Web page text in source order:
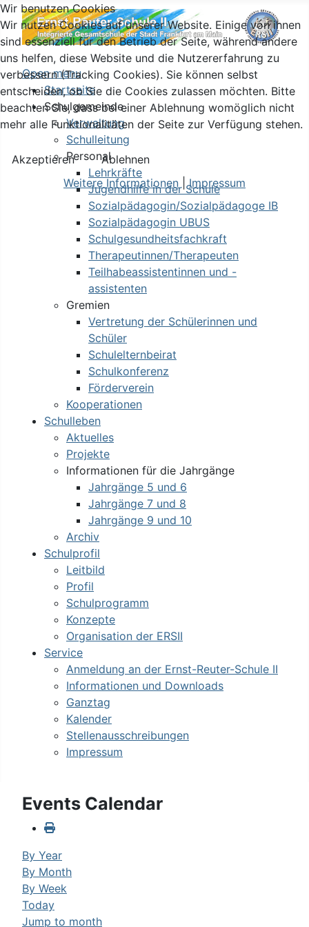
Open menu
Startseite
Schulgemeinde
Verwaltung
Schulleitung
Personal
Lehrkräfte
Jugendhilfe in der Schule
Sozialpädagogin/Sozialpädagoge IB
Sozialpädagogin UBUS
Schulgesundheitsfachkraft
Therapeutinnen/Therapeuten
Teilhabeassistentinnen und -
assistenten
Gremien
Vertretung der Schülerinnen und
Schüler
Schulelternbeirat
Schulkonferenz
Förderverein
Kooperationen
Schulleben
Aktuelles
Projekte
Informationen für die Jahrgänge
Jahrgänge 5 und 6
Jahrgänge 7 und 8
Jahrgänge 9 und 10
Archiv
Schulprofil
Leitbild
Profil
Schulprogramm
Konzepte
Organisation der ERSII
Service
Anmeldung an der Ernst-Reuter-Schule II
Informationen und Downloads
Ganztag
Kalender
Stellenausschreibungen
Impressum
Events Calendar
By Year
By Month
By Week
Today
Jump to month
Wir benutzen Cookies
Wir nutzen Cookies auf unserer Website. Einige von ihnen
sind essenziell für den Betrieb der Seite, während andere
uns helfen, diese Website und die Nutzererfahrung zu
verbessern (Tracking Cookies). Sie können selbst
entscheiden, ob Sie die Cookies zulassen möchten. Bitte
beachten Sie, dass bei einer Ablehnung womöglich nicht
mehr alle Funktionalitäten der Seite zur Verfügung stehen.
Akzeptieren
Ablehnen
Weitere Informationen |Impressum